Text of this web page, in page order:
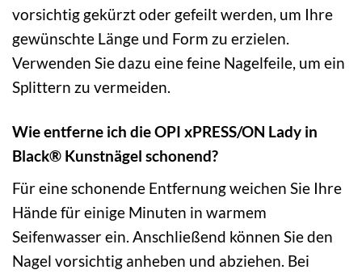
vorsichtig gekürzt oder gefeilt werden, um Ihre
gewünschte Länge und Form zu erzielen.
Verwenden Sie dazu eine feine Nagelfeile, um ein
Splittern zu vermeiden.
Wie entferne ich die OPI xPRESS/ON Lady in
Black® Kunstnägel schonend?
Für eine schonende Entfernung weichen Sie Ihre
Hände für einige Minuten in warmem
Seifenwasser ein. Anschließend können Sie den
Nagel vorsichtig anheben und abziehen. Bei